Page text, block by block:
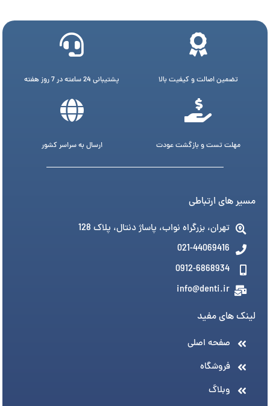
تضمین اصالت و کیفیت بالا پشتیبانی 24 ساعته در 7 روز هفته
مهلت تست و بازگشت عودت ارسال به سراسر کشور
مسیر های ارتباطی
تهران، بزرگراه نواب، پاساژ دنتال، پلاک 128
021-44069416
0912-6868934
info@denti.ir
لینک های مفید
صفحه اصلی
فروشگاه
وبلاگ